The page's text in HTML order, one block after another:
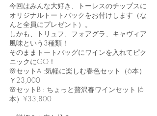
今回はみんな大好き、トーレスのチップスに
オリジナルトートバックをお付けします（な
んと全員にプレゼント）。
しかも、トリュフ、フォアグラ、キャヴィア
風味という3種類！
そのままトートバッグにワインを入れてピク
ニックにGO！
🌸セットA :気軽に楽しむ春色セット（6本）
￥23,000
🌸セットB : ちょっと贅沢春ワインセット (6
本）¥33,800